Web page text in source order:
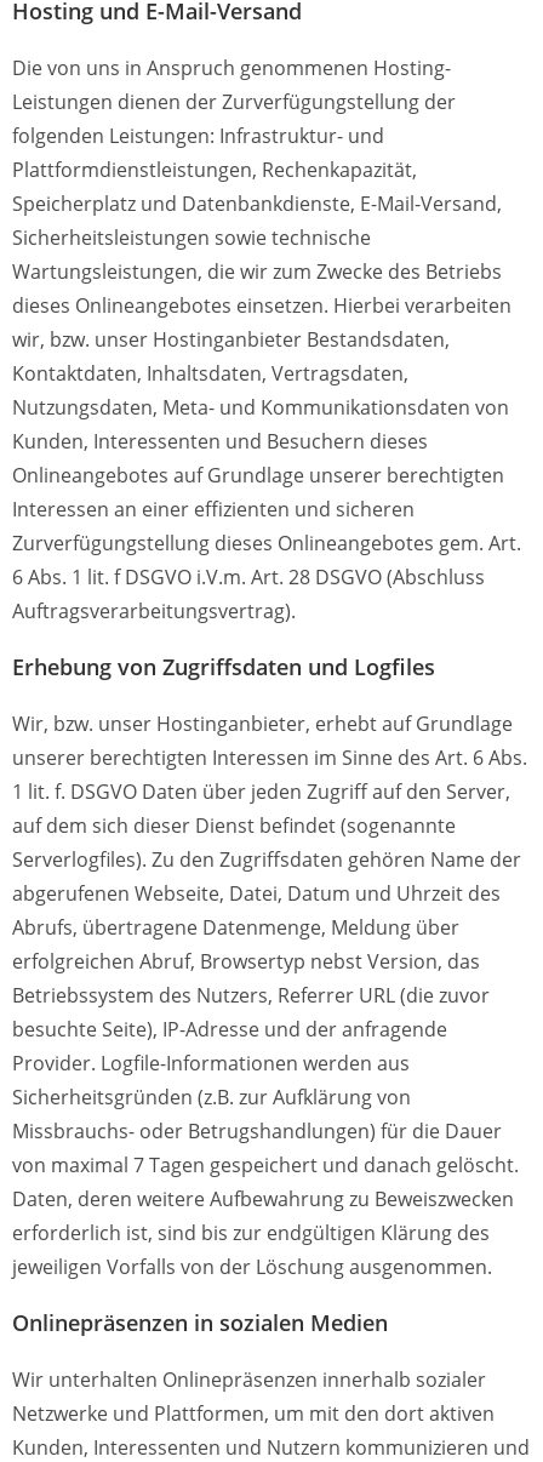
Hosting und E-Mail-Versand
Die von uns in Anspruch genommenen Hosting-
Leistungen dienen der Zurverfügungstellung der
folgenden Leistungen: Infrastruktur- und
Plattformdienstleistungen, Rechenkapazität,
Speicherplatz und Datenbankdienste, E-Mail-Versand,
Sicherheitsleistungen sowie technische
Wartungsleistungen, die wir zum Zwecke des Betriebs
dieses Onlineangebotes einsetzen. Hierbei verarbeiten
wir, bzw. unser Hostinganbieter Bestandsdaten,
Kontaktdaten, Inhaltsdaten, Vertragsdaten,
Nutzungsdaten, Meta- und Kommunikationsdaten von
Kunden, Interessenten und Besuchern dieses
Onlineangebotes auf Grundlage unserer berechtigten
Interessen an einer effizienten und sicheren
Zurverfügungstellung dieses Onlineangebotes gem. Art.
6 Abs. 1 lit. f DSGVO i.V.m. Art. 28 DSGVO (Abschluss
Auftragsverarbeitungsvertrag).
Erhebung von Zugriffsdaten und Logfiles
Wir, bzw. unser Hostinganbieter, erhebt auf Grundlage
unserer berechtigten Interessen im Sinne des Art. 6 Abs.
1 lit. f. DSGVO Daten über jeden Zugriff auf den Server,
auf dem sich dieser Dienst befindet (sogenannte
Serverlogfiles). Zu den Zugriffsdaten gehören Name der
abgerufenen Webseite, Datei, Datum und Uhrzeit des
Abrufs, übertragene Datenmenge, Meldung über
erfolgreichen Abruf, Browsertyp nebst Version, das
Betriebssystem des Nutzers, Referrer URL (die zuvor
besuchte Seite), IP-Adresse und der anfragende
Provider. Logfile-Informationen werden aus
Sicherheitsgründen (z.B. zur Aufklärung von
Missbrauchs- oder Betrugshandlungen) für die Dauer
von maximal 7 Tagen gespeichert und danach gelöscht.
Daten, deren weitere Aufbewahrung zu Beweiszwecken
erforderlich ist, sind bis zur endgültigen Klärung des
jeweiligen Vorfalls von der Löschung ausgenommen.
Onlinepräsenzen in sozialen Medien
Wir unterhalten Onlinepräsenzen innerhalb sozialer
Netzwerke und Plattformen, um mit den dort aktiven
Kunden, Interessenten und Nutzern kommunizieren und